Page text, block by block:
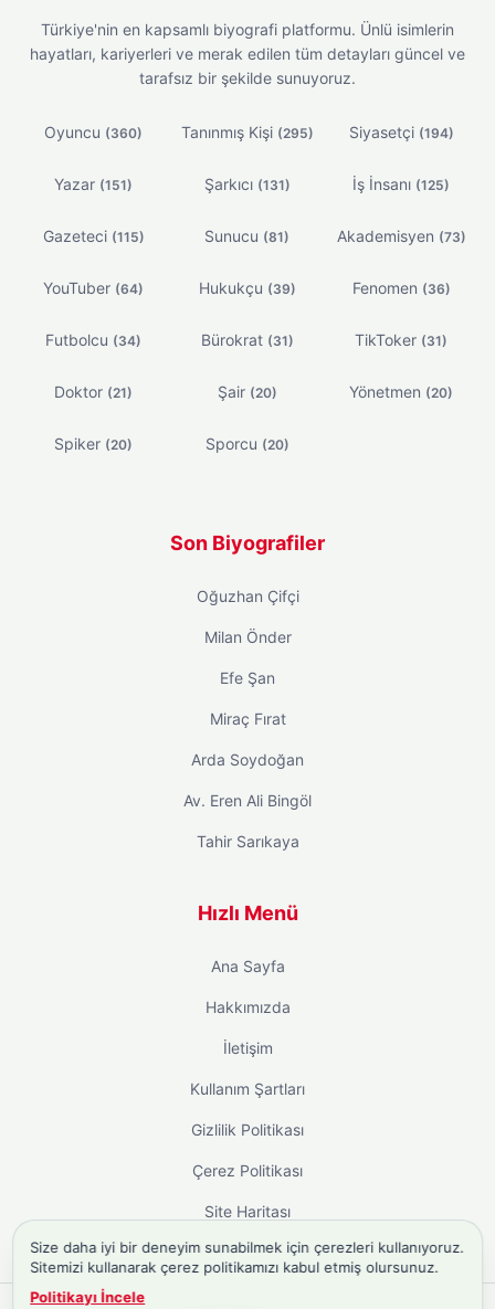
Türkiye'nin en kapsamlı biyografi platformu. Ünlü isimlerin
hayatları, kariyerleri ve merak edilen tüm detayları güncel ve
tarafsız bir şekilde sunuyoruz.
Oyuncu (360) Tanınmış Kişi (295) Siyasetçi (194)
Yazar (151) Şarkıcı (131) İş İnsanı (125)
Gazeteci (115) Sunucu (81) Akademisyen (73)
YouTuber (64) Hukukçu (39) Fenomen (36)
Futbolcu (34) Bürokrat (31) TikToker (31)
Doktor (21) Şair (20) Yönetmen (20)
Spiker (20) Sporcu (20)
Son Biyografiler
Oğuzhan Çifçi
Milan Önder
Efe Şan
Miraç Fırat
Arda Soydoğan
Av. Eren Ali Bingöl
Tahir Sarıkaya
Hızlı Menü
Ana Sayfa
Hakkımızda
İletişim
Kullanım Şartları
Gizlilik Politikası
Çerez Politikası
Site Haritası
Size daha iyi bir deneyim sunabilmek için çerezleri kullanıyoruz.
Sitemizi kullanarak çerez politikamızı kabul etmiş olursunuz.
Politikayı İncele